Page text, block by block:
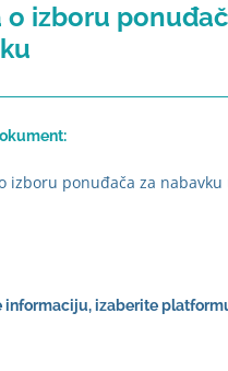
o izboru
izboru ponuđača za
informaciju, izaberite